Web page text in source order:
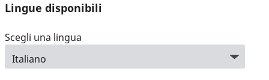
Lingue disponibili
Scegli una lingua